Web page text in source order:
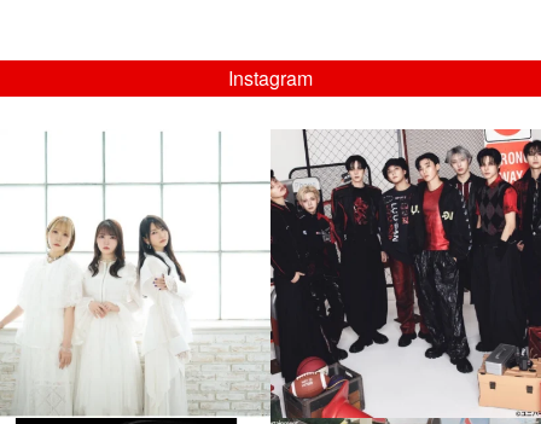
Instagram
...
8月 4
4 0
musicjapantv
💡08/05(水)23:00特番放送！
...
8月 4
4 0